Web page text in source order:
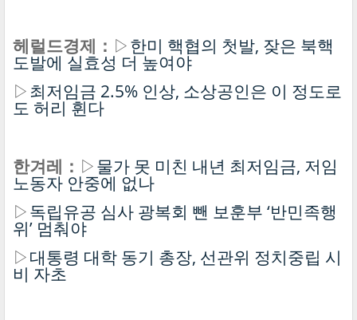
헤럴드경제： ▷한미 핵협의 첫발, 잦은 북핵
도발에 실효성 더 높여야
▷최저임금 2.5% 인상, 소상공인은 이 정도로
도 허리 휜다
한겨레： ▷물가 못 미친 내년 최저임금, 저임
노동자 안중에 없나
▷독립유공 심사 광복회 뺀 보훈부 ‘반민족행
위’ 멈춰야
▷대통령 대학 동기 총장, 선관위 정치중립 시
비 자초